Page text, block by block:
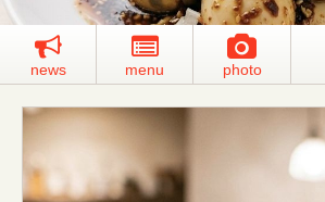
news menu photo